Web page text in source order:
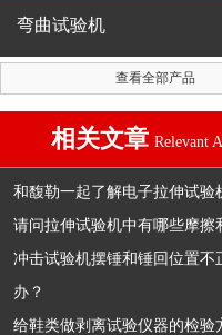
弯曲试验机
查看全部产品
相关文章 Relevant
和馥勒一起了解电子拉伸试验
请问拉伸试验机中有哪些摩擦
冲击试验机摆锤和锤回位置不
办？
给鞋类做剥离试验仪器的检验